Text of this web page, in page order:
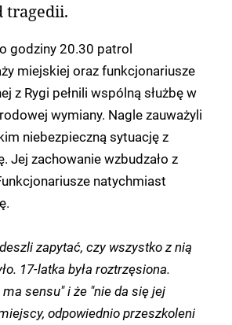
tragedii.
godziny 20.30 patrol
miejskiej oraz funkcjonariusze
z Rygi pełnili wspólną służbę w
wymiany. Nagle zauważyli
niebezpieczną sytuację z
Jej zachowanie wzbudzało z
natychmiast
zapytać, czy wszystko z nią
17-latka była roztrzęsiona.
ma sensu" i że "nie da się jej
odpowiednio przeszkoleni